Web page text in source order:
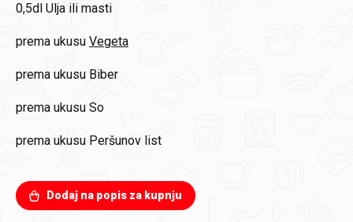
0,5dl Ulja ili masti
prema ukusu Vegeta
prema ukusu Biber
prema ukusu So
prema ukusu Peršunov list
Dodaj na popis za kupnju